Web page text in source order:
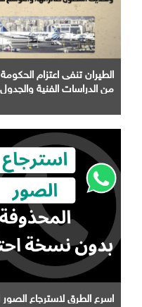
الطيران تنفى اعتزام
من الدراسات الفنية
اسرع الطرق لاسترجاع